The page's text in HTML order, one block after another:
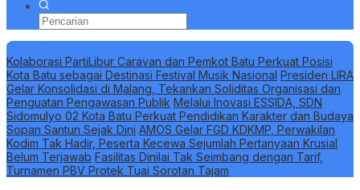
Berita Terbaru
Kolaborasi PartiLibur Caravan dan Pemkot Batu Perkuat Posisi
Kota Batu sebagai Destinasi Festival Musik Nasional Presiden LIRA
Gelar Konsolidasi di Malang, Tekankan Soliditas Organisasi dan
Penguatan Pengawasan Publik Melalui Inovasi ESSIDA, SDN
Sidomulyo 02 Kota Batu Perkuat Pendidikan Karakter dan Budaya
Sopan Santun Sejak Dini AMOS Gelar FGD KDKMP, Perwakilan
Kodim Tak Hadir, Peserta Kecewa Sejumlah Pertanyaan Krusial
Belum Terjawab Fasilitas Dinilai Tak Seimbang dengan Tarif,
Turnamen PBV Protek Tuai Sorotan Tajam